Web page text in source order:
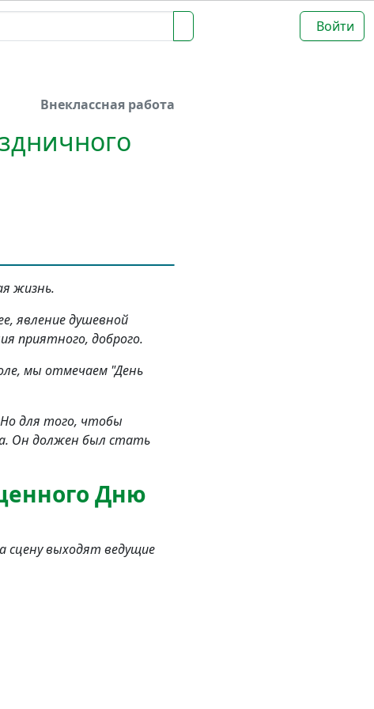
Войти
Внеклассная работа
жизнь.
явление душевной
приятного, доброго.
мы отмечаем "День
Но для того, чтобы
Он должен был стать
Дню
сцену выходят ведущие